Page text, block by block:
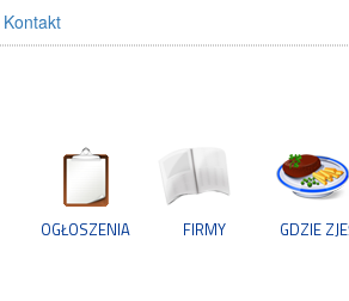
Kontakt
OGŁOSZENIA FIRMY GDZIE